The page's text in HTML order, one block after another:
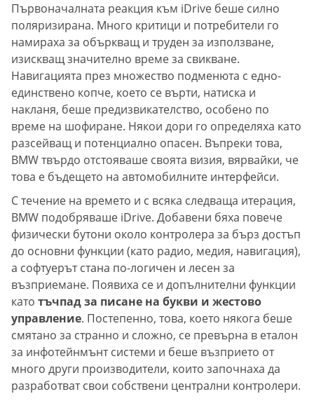
Първоначалната реакция към iDrive беше силно
поляризирана. Много критици и потребители го
намираха за объркващ и труден за използване,
изискващ значително време за свикване.
Навигацията през множество подменюта с едно-
единствено копче, което се върти, натиска и
накланя, беше предизвикателство, особено по
време на шофиране. Някои дори го определяха като
разсейващ и потенциално опасен. Въпреки това,
BMW твърдо отстояваше своята визия, вярвайки, че
това е бъдещето на автомобилните интерфейси.
С течение на времето и с всяка следваща итерация,
BMW подобряваше iDrive. Добавени бяха повече
физически бутони около контролера за бърз достъп
до основни функции (като радио, медия, навигация),
а софтуерът стана по-логичен и лесен за
възприемане. Появиха се и допълнителни функции
като тъчпад за писане на букви и жестово
управление. Постепенно, това, което някога беше
смятано за странно и сложно, се превърна в еталон
за инфотейнмънт системи и беше възприето от
много други производители, които започнаха да
разработват свои собствени централни контролери.